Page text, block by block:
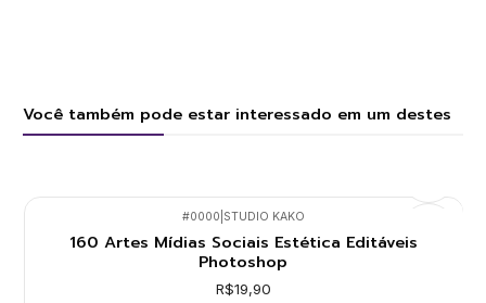
Você também pode estar interessado em um destes
#0000 STUDIO KAKO
160 Artes Mídias Sociais Estética Editáveis
Photoshop
R$19,90